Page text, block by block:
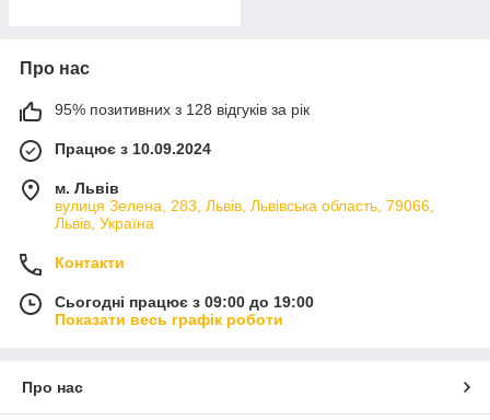
Про нас
95% позитивних з 128 відгуків за рік
Працює з 10.09.2024
м. Львів
вулиця Зелена, 283, Львів, Львівська область, 79066,
Львів, Україна
Контакти
Сьогодні працює з 09:00 до 19:00
Показати весь графік роботи
Про нас